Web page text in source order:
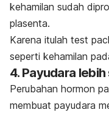
kehamilan sudah
plasenta.
Karena itulah test
seperti kehamilan
4. Payudara
Perubahan hormon
membuat payudara